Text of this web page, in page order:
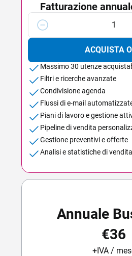
Fatturazione
1
ACQUISTA
Massimo 30 utenze
Filtri e ricerche avanzate
Condivisione agenda
Flussi di e-mail
Piani di lavoro e gestione
Pipeline di vendita
Gestione preventivi e offerte
Analisi e statistiche di vendita
Annuale
€36
+IVA /